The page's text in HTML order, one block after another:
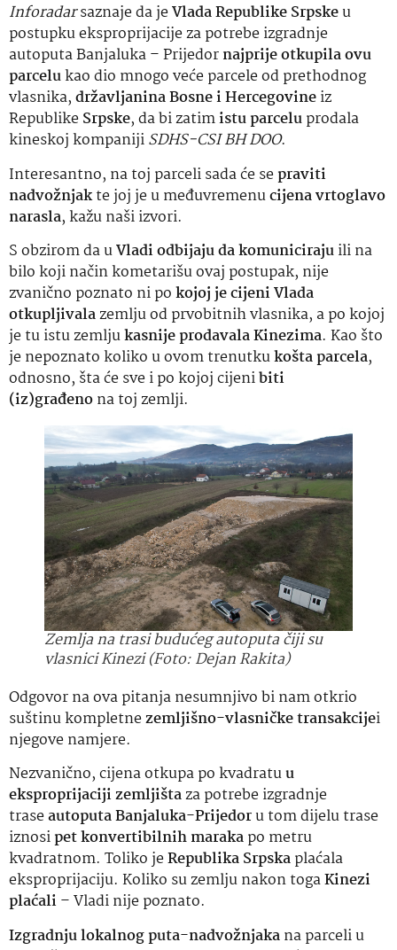
Inforadarsaznaje da jeVlada Republike Srpskeu
postupku eksproprijacije za potrebe izgradnje
autoputa Banjaluka – Prijedornajprije otkupila ovu
parcelukao dio mnogo veće parcele od prethodnog
vlasnika,državljanina Bosne i Hercegovineiz
RepublikeSrpske, da bi zatimistu parceluprodala
kineskoj kompanijiSDHS-CSI BH DOO.
Interesantno, na toj parceli sada će sepraviti
nadvožnjakte joj je u međuvremenucijena vrtoglavo
narasla, kažu naši izvori.
S obzirom da uVladi odbijaju da komunicirajuili na
bilo koji način kometarišu ovaj postupak, nije
zvanično poznato ni pokojoj je cijeni Vlada
otkupljivalazemlju od prvobitnih vlasnika, a po kojoj
je tu istu zemljukasnije prodavala Kinezima. Kao što
je nepoznato koliko u ovom trenutkukošta parcela,
odnosno, šta će sve i po kojoj cijenibiti
(iz)građenona toj zemlji.
Zemlja na trasi budućeg autoputa čiji su
vlasnici Kinezi (Foto: Dejan Rakita)
Odgovor na ova pitanja nesumnjivo bi nam otkrio
suštinu kompletnezemljišno-vlasničke transakcijei
njegove namjere.
Nezvanično, cijena otkupa po kvadratuu
eksproprijaciji zemljištaza potrebe izgradnje
traseautoputa Banjaluka-Prijedoru tom dijelu trase
iznosipet konvertibilnih marakapo metru
kvadratnom. Toliko jeRepublika Srpskaplaćala
eksproprijaciju. Koliko su zemlju nakon togaKinezi
plaćali– Vladi nije poznato.
Izgradnju lokalnog puta-nadvožnjakana parceli u